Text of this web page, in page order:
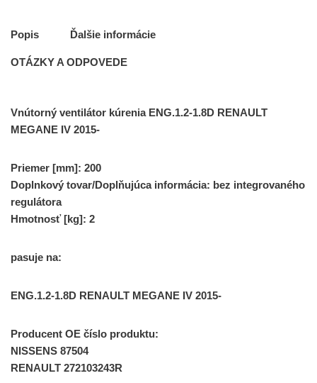
Popis Ďalšie informácie
OTÁZKY A ODPOVEDE
Vnútorný ventilátor kúrenia ENG.1.2-1.8D RENAULT
MEGANE IV 2015-
Priemer [mm]: 200
Doplnkový tovar/Doplňujúca informácia: bez integrovaného
regulátora
Hmotnosť [kg]: 2
pasuje na:
ENG.1.2-1.8D RENAULT MEGANE IV 2015-
Producent OE číslo produktu:
NISSENS 87504
RENAULT 272103243R